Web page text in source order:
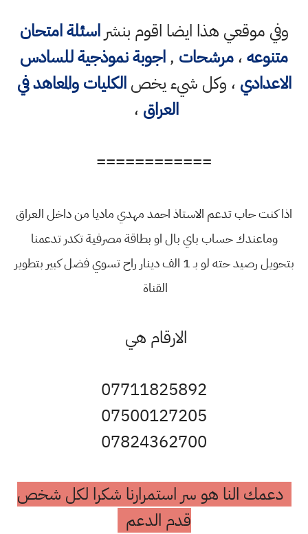
وفي موقعي هذا ايضا اقوم بنشراسئلة امتحان
متنوعه،مرشحات ,اجوبة نموذجية للسادس
الاعدادي ، وكل شيء يخصالكليات والمعاهد في
العراق ،
============
اذا كنت حاب تدعم الاستاذ احمد مهدي ماديا من داخل العراق
وماعندك حساب باي بال او بطاقة مصرفية تكدر تدعمنا
بتحويل رصيد حته لو بـ 1 الف دينار راح تسوي فضل كبير بتطوير
القناة
الارقام هي
07711825892
07500127205
07824362700
دعمك النا هو سر استمرارنا شكرا لكل شخص
قدم الدعم